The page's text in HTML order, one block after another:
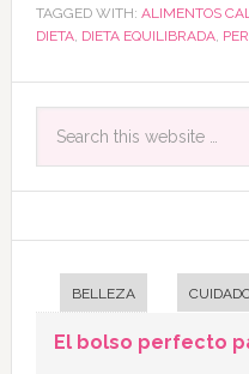
TAGGED WITH: ALIMENTOS
DIETA, DIETA EQUILIBRADA,
BELLEZA
El bolso perfecto